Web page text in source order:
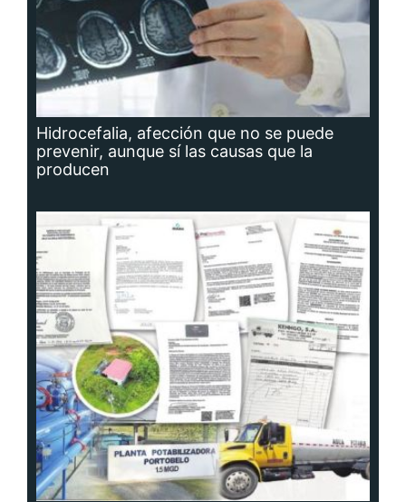
Hidrocefalia, afección que no se puede
prevenir, aunque sí las causas que la
producen